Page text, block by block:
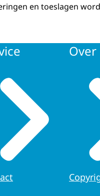
en toeslagen